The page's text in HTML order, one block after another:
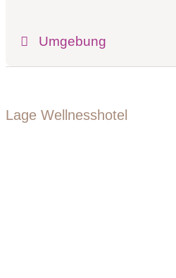
Umgebung
Lage Wellnesshotel